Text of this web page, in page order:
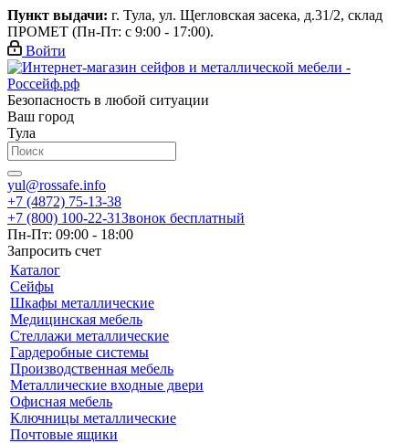
Пункт выдачи: г. Тула, ул. Щегловская засека, д.31/2, склад
ПРОМЕТ (Пн-Пт: с 9:00 - 17:00).
Войти
Безопасность в любой ситуации
Ваш город
Тула
yul@rossafe.info
+7 (4872) 75-13-38
+7 (800) 100-22-31Звонок бесплатный
Пн-Пт: 09:00 - 18:00
Запросить счет
Каталог
Сейфы
Шкафы металлические
Медицинская мебель
Стеллажи металлические
Гардеробные системы
Производственная мебель
Металлические входные двери
Офисная мебель
Ключницы металлические
Почтовые ящики